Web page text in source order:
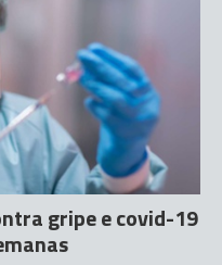
gripe e covid-19